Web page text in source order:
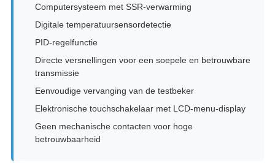
Computersysteem met SSR-verwarming
Digitale temperatuursensordetectie
PID-regelfunctie
Directe versnellingen voor een soepele en betrouwbare
transmissie
Eenvoudige vervanging van de testbeker
Elektronische touchschakelaar met LCD-menu-display
Geen mechanische contacten voor hoge
betrouwbaarheid